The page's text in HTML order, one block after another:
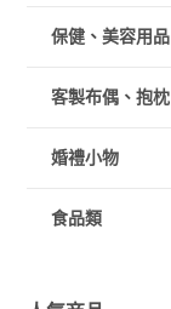
保健、美容用品
客製布偶、抱枕
婚禮小物
食品類